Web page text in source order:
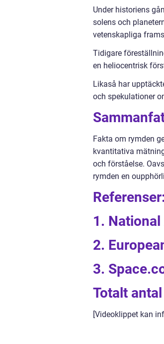
Under historiens
solens och
vetenskapliga
Tidigare
en heliocentrisk
Likaså har
och spekulationer
Fakta om rymden
kvantitativa
och förståelse.
rymden en
Referenser:
1.
2.
3.
Totalt
[Videoklippet kan